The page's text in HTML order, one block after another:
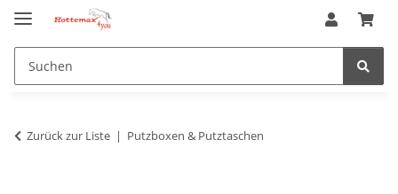
Zurück zur Liste Putzboxen & Putztaschen